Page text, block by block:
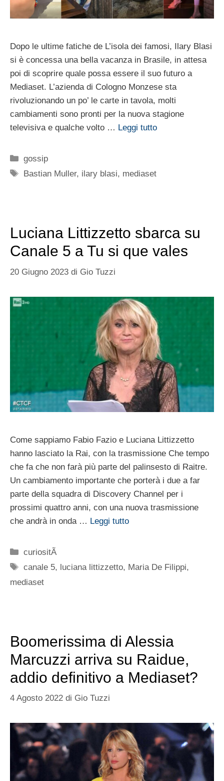
Dopo le ultime fatiche de L’isola dei famosi, Ilary Blasi
si è concessa una bella vacanza in Brasile, in attesa
poi di scoprire quale possa essere il suo futuro a
Mediaset. L’azienda di Cologno Monzese sta
rivoluzionando un po’ le carte in tavola, molti
cambiamenti sono pronti per la nuova stagione
televisiva e qualche volto … Leggi tutto
Categorie
gossip
Tag
Bastian Muller, ilary blasi, mediaset
Luciana Littizzetto sbarca su
Canale 5 a Tu si que vales
20 Giugno 2023 di Gio Tuzzi
Come sappiamo Fabio Fazio e Luciana Littizzetto
hanno lasciato la Rai, con la trasmissione Che tempo
che fa che non farà più parte del palinsesto di Raitre.
Un cambiamento importante che porterà i due a far
parte della squadra di Discovery Channel per i
prossimi quattro anni, con una nuova trasmissione
che andrà in onda … Leggi tutto
Categorie
curiositÃ
Tag
canale 5, luciana littizzetto, Maria De Filippi,
mediaset
Boomerissima di Alessia
Marcuzzi arriva su Raidue,
addio definitivo a Mediaset?
4 Agosto 2022 di Gio Tuzzi